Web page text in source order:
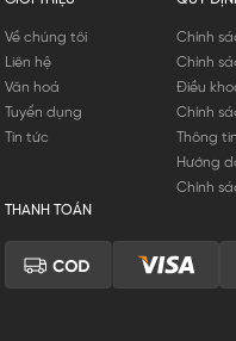
Về chúng tôi
Liên hệ
Văn hoá
Tuyển dụng
Tin tức
Chính
Chính
Điều
Chính
Thông
Hướng
Chính
THANH TOÁN